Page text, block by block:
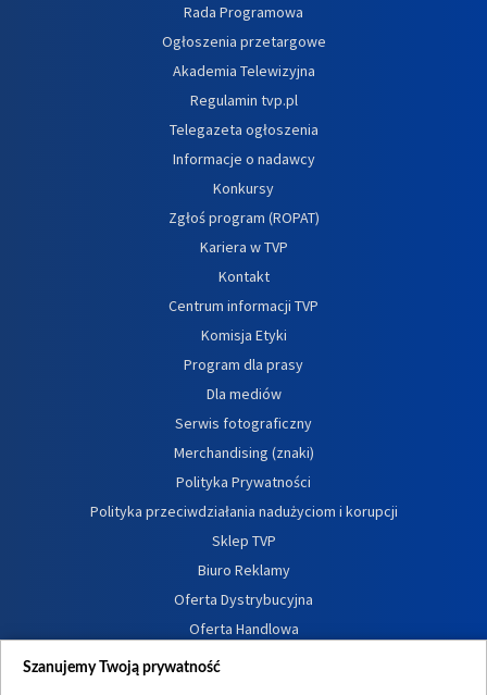
Rada Programowa
Ogłoszenia przetargowe
Akademia Telewizyjna
Regulamin tvp.pl
Telegazeta ogłoszenia
Informacje o nadawcy
Konkursy
Zgłoś program (ROPAT)
Kariera w TVP
Kontakt
Centrum informacji TVP
Komisja Etyki
Program dla prasy
Dla mediów
Serwis fotograficzny
Merchandising (znaki)
Polityka Prywatności
Polityka przeciwdziałania nadużyciom i korupcji
Sklep TVP
Biuro Reklamy
Oferta Dystrybucyjna
Oferta Handlowa
Dostępność
Szanujemy Twoją prywatność